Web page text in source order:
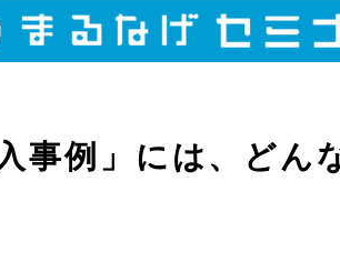
事例」には、どん